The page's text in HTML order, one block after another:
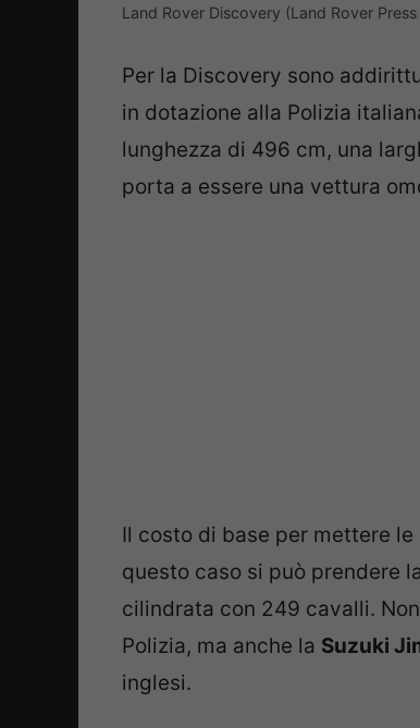
Land Rover Discovery (Land Rover
Per la Discovery sono
in dotazione alla Polizia
lunghezza di 496 cm, una
porta a essere una vettura
Il costo di base per mettere
questo caso si può prendere
cilindrata con 249 cavalli.
Polizia, ma anche la Suzuki
inglesi.